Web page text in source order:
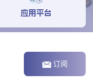
应用平台
订阅